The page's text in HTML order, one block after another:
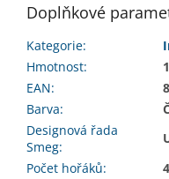
Doplňkové
Kategorie:
Hmotnost:
EAN:
Barva:
Designová řada
Smeg:
Počet hořáků:
4